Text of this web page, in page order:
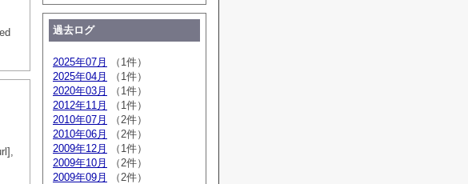
過去ログ
2025年07月
（1件）
2025年04月
（1件）
2020年03月
（1件）
2012年11月
（1件）
2010年07月
（2件）
2010年06月
（2件）
2009年12月
（1件）
2009年10月
（2件）
2009年09月
（2件）